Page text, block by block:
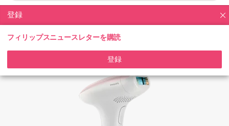
登録
フィリップスニュースレターを購読
登録
光美容